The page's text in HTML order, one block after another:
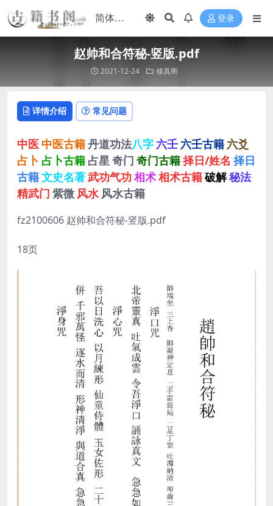
登录
赵帅和合符秘-竖版.pdf
2021-12-24 修真阁
详情介绍 常见问题
中医 中医古籍丹道功法八字 六壬 六壬古籍 六爻
占卜 占卜古籍 占星 奇门 奇门古籍择日/姓名 择日
古籍文史名著武功气功 相术相术古籍破解秘法
精武门 紫微 风水 风水古籍
fz2100606 赵帅和合符秘-竖版.pdf
18页